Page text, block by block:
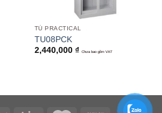
TỦ PRACTICAL
TU08PCK
2,440,000 ₫ Chưa bao gồm VAT